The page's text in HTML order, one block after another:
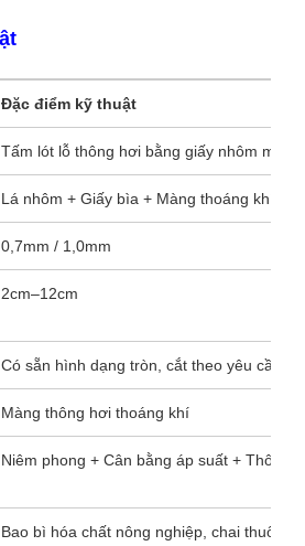
Đặc điểm kỹ thuật
Tấm lót lỗ thông hơi bằng giấy nhôm
Lá nhôm + Giấy bìa + Màng thoáng khí
0,7mm / 1,0mm
2cm–12cm
Có sẵn hình dạng tròn, cắt theo yêu cầu
Màng thông hơi thoáng khí
Niêm phong + Cân bằng áp suất + Thông
Bao bì hóa chất nông nghiệp, chai thuốc